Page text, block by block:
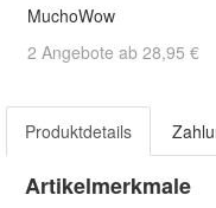
MuchoWow
2 Angebote ab 28,95 €
Produktdetails
Artikelmerkmale